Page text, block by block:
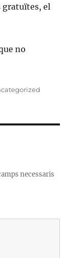
gratuïtes, el
no
necessaris